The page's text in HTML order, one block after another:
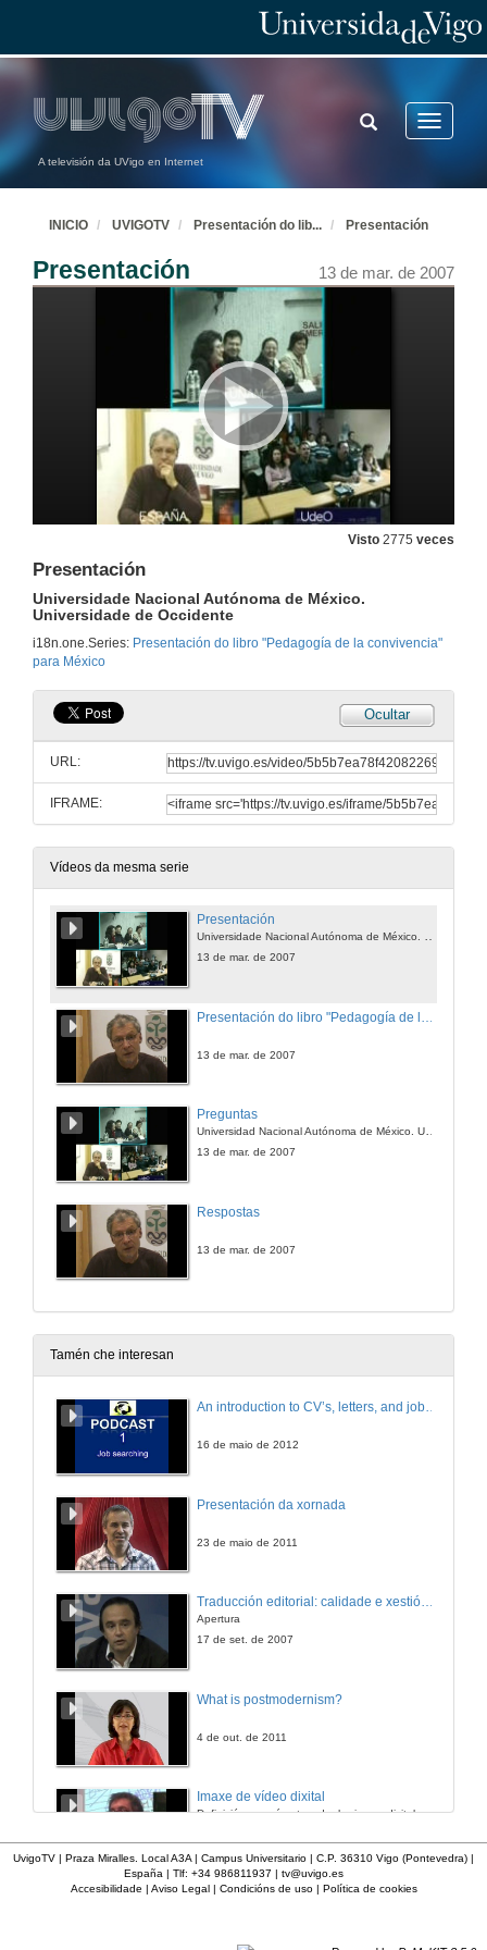
A televisión da UVigo en Internet
Toggle
TOGGLE
SEARCH
INICIO UVIGOTV Presentación do lib... Presentación
Presentación 13 de mar. de 2007
Visto 2775 veces
Presentación
Universidade Nacional Autónoma de México.
Universidade de Occidente
i18n.one.Series: Presentación do libro "Pedagogía de la convivencia"
para México
Ocultar
URL:
IFRAME:
Vídeos da mesma serie
Presentación
13 de mar. de 2007
13 de mar. de 2007
Preguntas
13 de mar. de 2007
Respostas
13 de mar. de 2007
Tamén che interesan
An introduction to CV’s, letters, and job searching
16 de maio de 2012
Presentación da xornada
23 de maio de 2011
Traducción editorial: calidade e xestión de proxectos
Apertura
17 de set. de 2007
What is postmodernism?
4 de out. de 2011
Imaxe de vídeo dixital
Definición e parámetros dunha imaxe dixital. Resolución e Aspecto. Profundidade da cor. Compresión. Frame por segundo. Entrelazado. Campos, cadros
Inauguración
UvigoTV | Praza Miralles. Local A3A | Campus Universitario | C.P. 36310 Vigo (Pontevedra) |
España | Tlf: +34 986811937 | tv@uvigo.es
Accesibilidade | Aviso Legal| Condicións de uso| Política de cookies